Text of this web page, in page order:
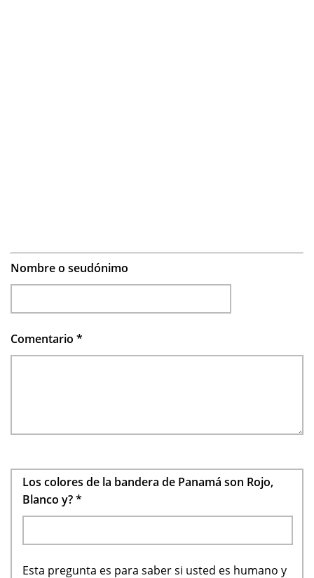
Nombre o seudónimo
Comentario *
Los colores de la bandera de Panamá son Rojo,
Blanco y?*
Esta pregunta es para saber si usted es humano y